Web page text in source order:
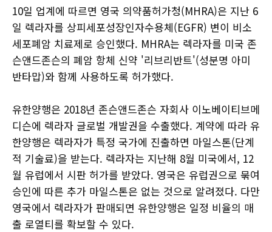
10일 업계에 따르면 영국 의약품허가청(MHRA)은 지난 6
일 렉라자를 상피세포성장인자수용체(EGFR) 변이 비소
세포폐암 치료제로 승인했다. MHRA는 렉라자를 미국 존
슨앤드존슨의 폐암 항체 신약 '리브리반트'(성분명 아미
반타맙)와 함께 사용하도록 허가했다.
유한양행은 2018년 존슨앤드존슨 자회사 이노베이티브메
디슨에 렉라자 글로벌 개발권을 수출했다. 계약에 따라 유
한양행은 렉라자가 특정 국가에 진출하면 마일스톤(단계
적 기술료)을 받는다. 렉라자는 지난해 8월 미국에서, 12
월 유럽에서 시판 허가를 받았다. 영국은 유럽권으로 묶여
승인에 따른 추가 마일스톤은 없는 것으로 알려졌다. 다만
영국에서 렉라자가 판매되면 유한양행은 일정 비율의 매
출 로열티를 확보할 수 있다.